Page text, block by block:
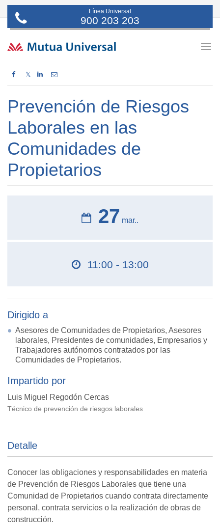
Línea Universal
900 203 203
𝕏
Prevención de Riesgos
Laborales en las
Comunidades de
Propietarios
27 mar..
11:00 - 13:00
Dirigido a
Asesores de Comunidades de Propietarios, Asesores
laborales, Presidentes de comunidades, Empresarios y
Trabajadores autónomos contratados por las
Comunidades de Propietarios.
Impartido por
Luis Miguel Regodón Cercas
Técnico de prevención de riesgos laborales
Detalle
Conocer las obligaciones y responsabilidades en materia
de Prevención de Riesgos Laborales que tiene una
Comunidad de Propietarios cuando contrata directamente
personal, contrata servicios o la realización de obras de
construcción.